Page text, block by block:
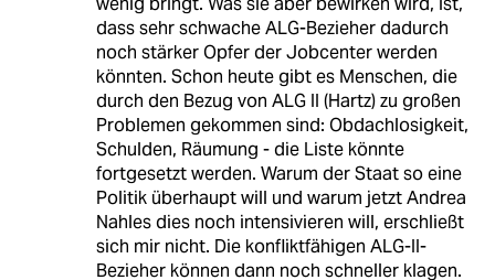
dass sehr schwache ALG-Bezieher dadurch
noch stärker Opfer der Jobcenter werden
könnten. Schon heute gibt es Menschen, die
durch den Bezug von ALG II (Hartz) zu großen
Problemen gekommen sind: Obdachlosigkeit,
Schulden, Räumung - die Liste könnte
fortgesetzt werden. Warum der Staat so eine
Politik überhaupt will und warum jetzt Andrea
Nahles dies noch intensivieren will, erschließt
sich mir nicht. Die konfliktfähigen ALG-II-
Bezieher können dann noch schneller klagen.